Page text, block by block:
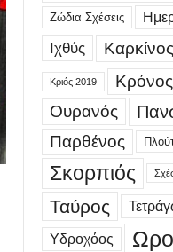
Ζώδια Σχέσεις
Ιχθύς Καρκίνος
Κριός 2019 Κρόνος
Ουρανός
Παρθένος
Σκορπιός
Ταύρος
Υδροχόος